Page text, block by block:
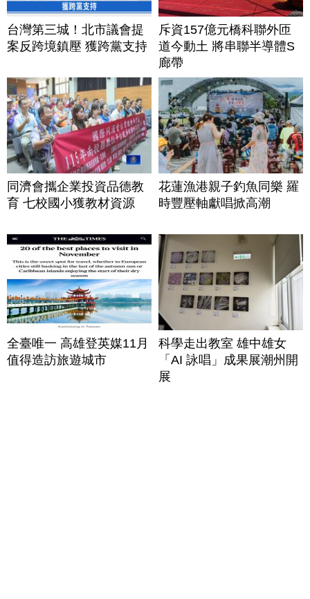
台灣第三城！北市議會提
案反跨境鎮壓 獲跨黨支持
斥資157億元橋科聯外匝
道今動土 將串聯半導體S
廊帶
同濟會攜企業投資品德教
育 七校國小獲教材資源
花蓮漁港親子釣魚同樂 羅
時豐壓軸獻唱掀高潮
全臺唯一 高雄登英媒11月
值得造訪旅遊城市
科學走出教室 雄中雄女
「AI 詠唱」成果展潮州開
展